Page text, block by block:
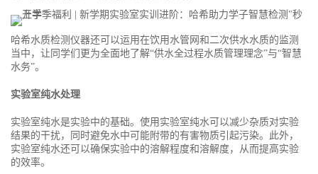
哈希水质检测仪器还可以运用在饮用水管网和二次供水水质的监测
当中，让同学们更为全面地了解“供水全过程水质管理理念”与“智慧
水务”。
实验室纯水处理
实验室纯水是实验中的基础。使用实验室纯水可以减少杂质对实验
结果的干扰，同时避免水中可能附带的有害物质引起污染。此外，
实验室纯水还可以确保实验中的溶解程度和溶解度，从而提高实验
的效率。